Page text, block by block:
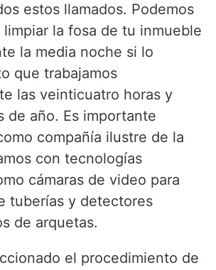
estos llamados. Podemos
la fosa de tu inmueble
la media noche si lo
que trabajamos
las veinticuatro horas y
de año. Es importante
compañía ilustre de la
con tecnologías
cámaras de video para
tuberías y detectores
de arquetas.
el procedimiento de